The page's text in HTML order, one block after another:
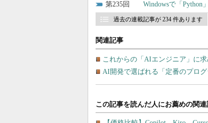
235 Windowsで「Python
過去の連載記事が 234 件あります
関連記事
これからの「AIエンジニア」に
AI開発で選ばれる「定番のプロ